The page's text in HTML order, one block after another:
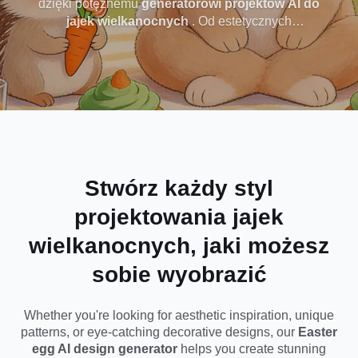
wielkanocnychw
dowolnym stylu
dzięki potężnemugeneratorowi projektów AI do
jajek wielkanocnych . Od estetycznych
pastelowych wzorów po kreatywne i luksusowe
style jajek, możesz w kilka sekund wygenerować
piękne wizualizacje jajek wielkanocnych.
Niezależnie od tego, czy projektujesz dekoracje,
media społecznościowe, czy inspiracje twórcze, po
Stwórz każdy styl
projektowania jajek
wielkanocnych, jaki możesz
sobie wyobrazić
Whether you're looking for aesthetic inspiration, unique
patterns, or eye-catching decorative designs, our Easter
egg AI design generator helps you create stunning